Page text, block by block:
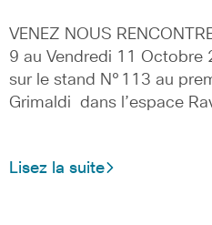
VENEZ NOUS
9 au Vendredi 11 Octobre
sur le stand N°113 au
Grimaldi dans l’espace
Lisez la suite